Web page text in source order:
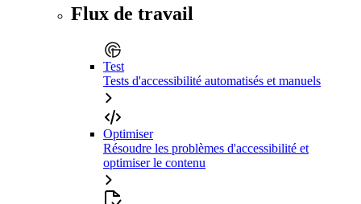
Flux de travail
Test
Tests d'accessibilité automatisés et manuels
Optimiser
Résoudre les problèmes d'accessibilité et
optimiser le contenu